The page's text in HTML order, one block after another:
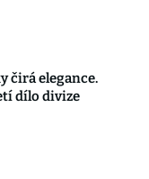
čirá elegance.
dílo divize